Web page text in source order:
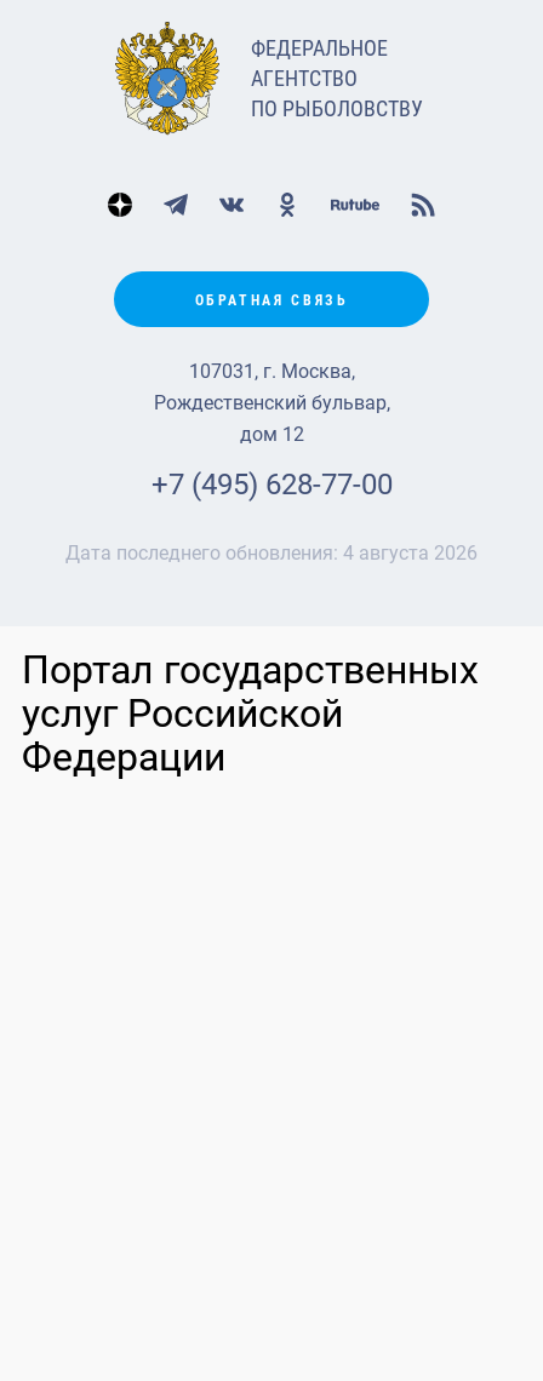
ФЕДЕРАЛЬНОЕ
АГЕНТСТВО
ПО РЫБОЛОВСТВУ
ОБРАТНАЯ СВЯЗЬ
107031, г. Москва,
Рождественский бульвар,
дом 12
+7 (495) 628-77-00
Дата последнего обновления: 4 августа 2026
Портал государственных
услуг Российской
Федерации